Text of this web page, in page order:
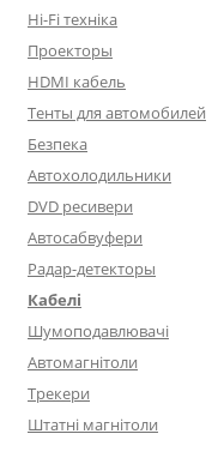
Hi-Fi техніка
Проекторы
HDMI кабель
Тенты для автомобилей
Безпека
Автохолодильники
DVD ресивери
Автосабвуфери
Радар-детекторы
Кабелі
Шумоподавлювачі
Автомагнітоли
Трекери
Штатні магнітоли